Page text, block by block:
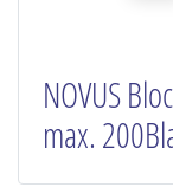
NOVUS
max.